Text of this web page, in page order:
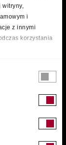
witryny,
i
z innymi
korzystania